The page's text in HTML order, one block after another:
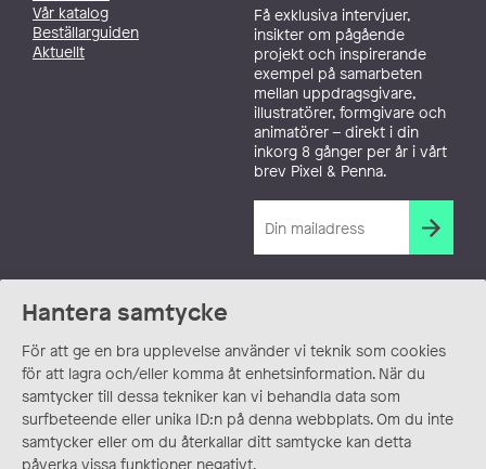
Hantera samtycke
För att ge en bra upplevelse använder vi teknik som cookies
för att lagra och/eller komma åt enhetsinformation. När du
samtycker till dessa tekniker kan vi behandla data som
surfbeteende eller unika ID:n på denna webbplats. Om du inte
samtycker eller om du återkallar ditt samtycke kan detta
påverka vissa funktioner negativt.
Vår katalog
Beställarguiden
Aktuellt
Få exklusiva intervjuer,
insikter om pågående
projekt och inspirerande
exempel på samarbeten
mellan uppdragsgivare,
illustratörer, formgivare och
animatörer – direkt i din
inkorg 8 gånger per år i vårt
brev Pixel & Penna.